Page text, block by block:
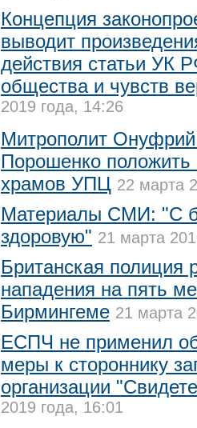
Концепция
выводит
действия статьи УК
общества и чувств
2019 года, 14:26
Митрополит
Порошенко положить
храмов УПЦ 22 марта
Материалы СМИ: "С
здоровую" 21 марта
Британская полиция
нападения на пять
Бирмингеме 21 марта
ЕСПЧ не применил
меры к стороннику
организации
2019 года, 16:01